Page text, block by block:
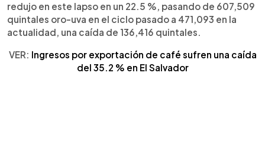
redujo en este lapso en un 22.5 %, pasando de 607,509
quintales oro-uva en el ciclo pasado a 471,093 en la
actualidad, una caída de 136,416 quintales.
VER: Ingresos por exportación de café sufren una caída
del 35.2 % en El Salvador